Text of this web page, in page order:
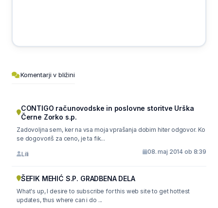
Komentarji v bližini
CONTIGO računovodske in poslovne storitve Urška
Černe Zorko s.p.
Zadovoljna sem, ker na vsa moja vprašanja dobim hiter odgovor. Ko
se dogovoriš za ceno, je ta fik...
Lili 08. maj 2014 ob 8:39
ŠEFIK MEHIĆ S.P. GRADBENA DELA
What's up, I desire to subscribe for this web site to get hottest
updates, thus where can i do ...